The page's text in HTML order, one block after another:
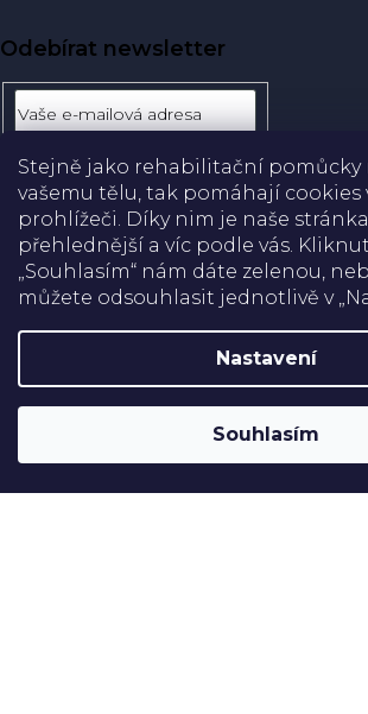
Stejně jako rehabilitační pomůcky
vašemu tělu, tak pomáhají cookies
prohlížeči. Díky nim je naše
přehlednější a víc podle vás.
„Souhlasím“ nám dáte zelenou,
můžete odsouhlasit jednotlivě v
Nastavení
Souhlasím
Doprava
Platba
Odebírat newsletter
Přihlásit
se
Rehabilitační pomůcky
Upravit nastavení